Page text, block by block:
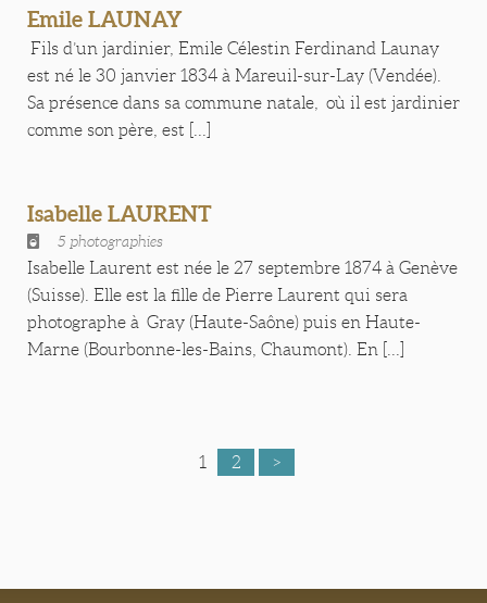
Emile LAUNAY
Fils d’un jardinier, Emile Célestin Ferdinand Launay
est né le 30 janvier 1834 à Mareuil-sur-Lay (Vendée).
Sa présence dans sa commune natale, où il est jardinier
comme son père, est [...]
Isabelle LAURENT
5 photographies
Isabelle Laurent est née le 27 septembre 1874 à Genève
(Suisse). Elle est la fille de Pierre Laurent qui sera
photographe à Gray (Haute-Saône) puis en Haute-
Marne (Bourbonne-les-Bains, Chaumont). En [...]
1 2 >